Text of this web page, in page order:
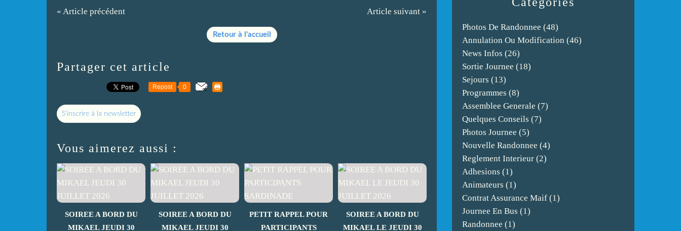
« Article précédent Article suivant »
Retour à l'accueil
Partager cet article
Repost 0
S'inscrire à la newsletter
Vous aimerez aussi :
SOIREE A BORD DU
MIKAEL JEUDI 30
SOIREE A BORD DU
MIKAEL JEUDI 30
PETIT RAPPEL POUR
PARTICIPANTS
SOIREE A BORD DU
MIKAEL LE JEUDI 30
Photos De Randonnee (48)
Annulation Ou Modification (46)
News Infos (26)
Sortie Journee (18)
Sejours (13)
Programmes (8)
Assemblee Generale (7)
Quelques Conseils (7)
Photos Journee (5)
Nouvelle Randonnee (4)
Reglement Interieur (2)
Adhesions (1)
Animateurs (1)
Contrat Assurance Maif (1)
Journee En Bus (1)
Randonnee (1)